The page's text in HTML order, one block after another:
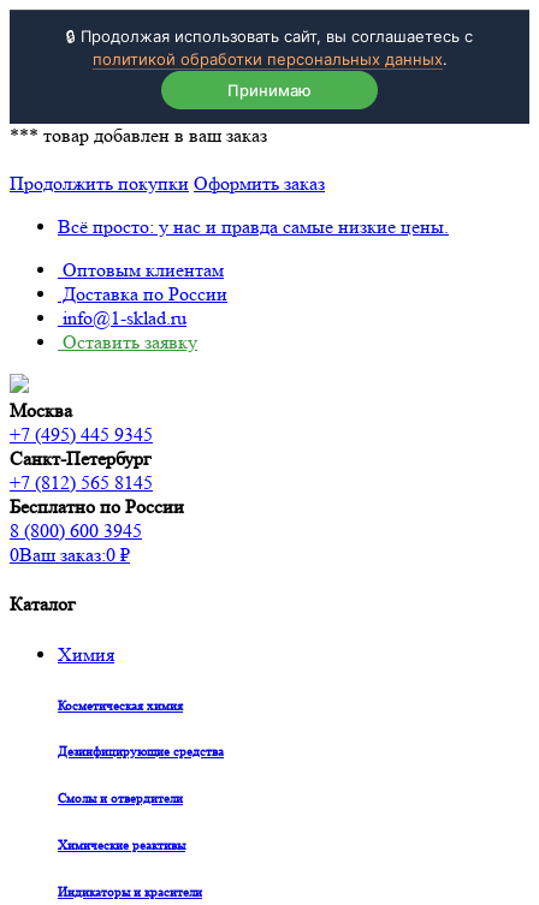
🔒 Продолжая использовать сайт, вы соглашаетесь с
политикой обработки персональных данных.
Принимаю
*** товар добавлен в ваш заказ
Продолжить покупки Оформить заказ
Всё просто: у нас и правда самые низкие цены.
Оптовым клиентам
Доставка по России
info@1-sklad.ru
Оставить заявку
Москва
+7 (495) 445 9345
Санкт-Петербург
+7 (812) 565 8145
Бесплатно по России
8 (800) 600 3945
0Ваш заказ:0 ₽
Каталог
Химия
Косметическая химия
Дезинфицирующие средства
Смолы и отвердители
Химические реактивы
Индикаторы и красители